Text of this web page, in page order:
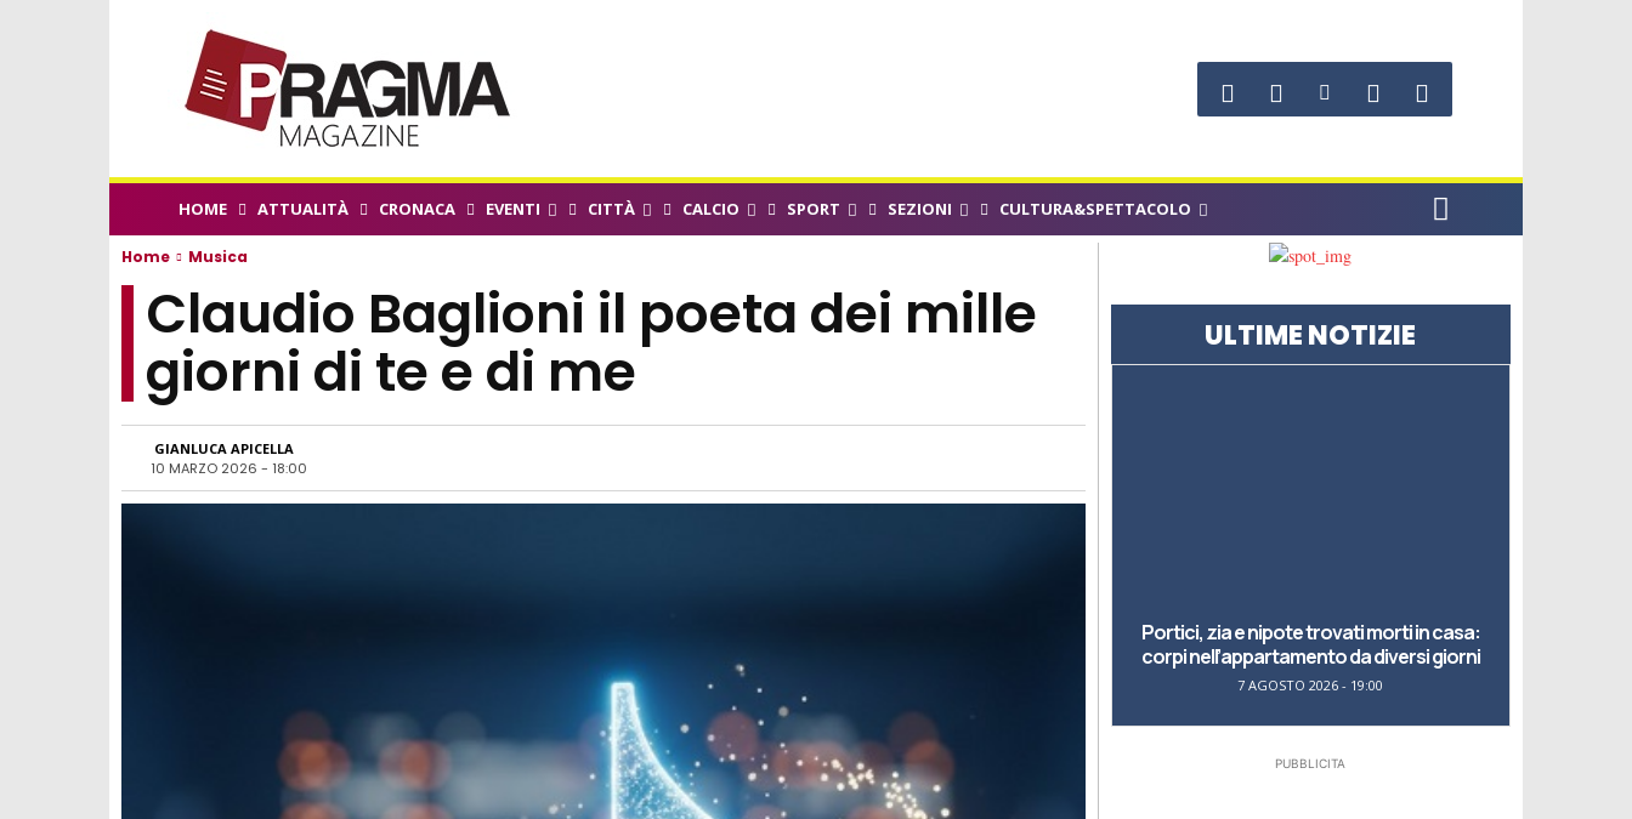
HOME ATTUALITÀ CRONACA EVENTI CITTÀ CALCIO SPORT SEZIONI CULTURA&SPETTACOLO
Home Musica
Claudio Baglioni il poeta dei mille
giorni di te e di me
GIANLUCA APICELLA
10 MARZO 2026 - 18:00
ULTIME NOTIZIE
Portici, zia e nipote trovati morti in casa:
corpi nell’appartamento da diversi giorni
7 AGOSTO 2026 - 19:00
PUBBLICITA